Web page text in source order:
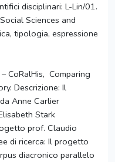
disciplinari: L-Lin/01.
Sciences and
tipologia, espressione
CoRalHis, Comparing
Descrizione: Il
Anne Carlier
Stark
prof. Claudio
di ricerca: Il progetto
diacronico parallelo